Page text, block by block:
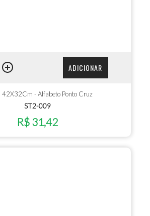
ADICIONAR
42X32Cm - Alfabeto Ponto Cruz
ST2-009
R$ 31,42